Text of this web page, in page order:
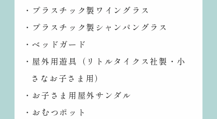
・プラスチック製ワイングラス
・プラスチック製シャンパングラス
・ベッドガード
・屋外用遊具（リトルタイクス社製・小
さなお子さま用）
・お子さま用屋外サンダル
・おむつポット